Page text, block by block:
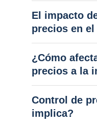
El impacto
precios en el
¿Cómo
precios a la
Control de
implica?